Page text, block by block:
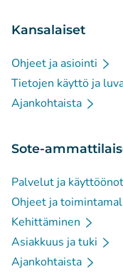
Kansalaiset
Ohjeet ja asiointi
Tietojen käyttö ja
Ajankohtaista
Sote-
Palvelut ja
Ohjeet ja
Kehittäminen
Asiakkuus ja tuki
Ajankohtaista